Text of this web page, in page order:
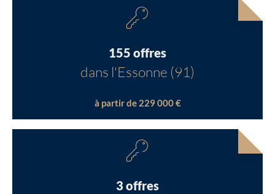
155 offres
dans l'Essonne (91)
à partir de 229 000 €
3 offres